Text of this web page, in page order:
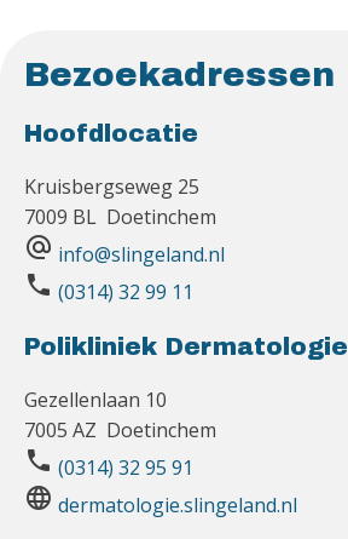
Bezoekadressen
Hoofdlocatie
Kruisbergseweg 25
7009 BL Doetinchem
alternate_email info@slingeland.nl
phone (0314) 32 99 11
Polikliniek Dermatologie
Gezellenlaan 10
7005 AZ Doetinchem
phone (0314) 32 95 91
language dermatologie.slingeland.nl